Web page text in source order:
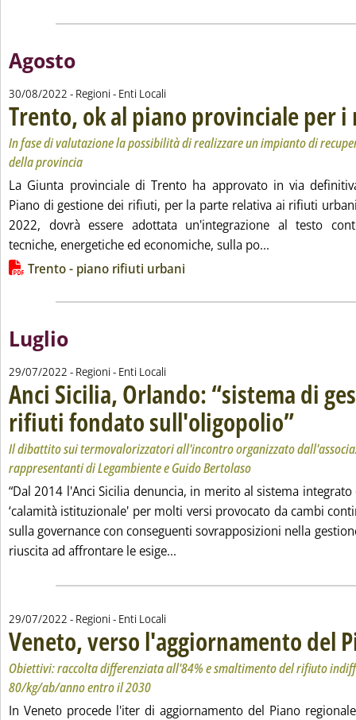
Agosto
30/08/2022 - Regioni - Enti Locali
Trento, ok al piano provinciale per
In fase di valutazione la possibilità di realizzare un impianto di
della provincia
La Giunta provinciale di Trento ha approvato in via
Piano di gestione dei rifiuti, per la parte relativa ai rifiuti
2022, dovrà essere adottata un'integrazione al testo
tecniche, energetiche ed economiche, sulla po...
Lista allegati PDF alla notizia
Trento - piano rifiuti urbani
Luglio
29/07/2022 - Regioni - Enti Locali
Anci Sicilia, Orlando: “sistema di
rifiuti fondato sull'oligopolio”. Sottotitolo: Il
. Pubblicata
Il dibattito sui termovalorizzatori all'incontro organizzato
rappresentanti di Legambiente e Guido Bertolaso
“Dal 2014 l'Anci Sicilia denuncia, in merito al sistema
‘calamità istituzionale' per molti versi provocato da cambi
sulla governance con conseguenti sovrapposizioni nella
riuscita ad affrontare le esige...
29/07/2022 - Regioni - Enti Locali
Veneto, verso l'aggiornamento del
Obiettivi: raccolta differenziata all'84% e smaltimento del rifiuto
80/kg/ab/anno entro il 2030
In Veneto procede l'iter di aggiornamento del Piano